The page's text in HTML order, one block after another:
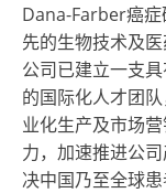
Dana-Farber癌
先的生物技术及
公司已建立一支
的国际化人才团
业化生产及市场
力，加速推进公
决中国乃至全球